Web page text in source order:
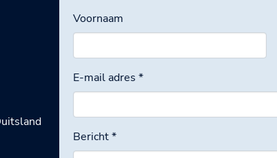
Voornaam
E-mail adres*
Bericht*